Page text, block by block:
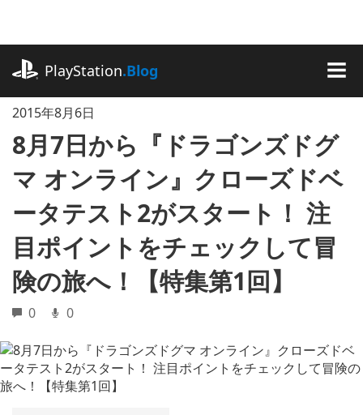
に
キ
ッ
プ
PlayStation.Blog
2015年8月6日
8月7日から『ドラゴンズドグ
マ オンライン』クローズドベ
ータテスト2がスタート！ 注
目ポイントをチェックして冒
険の旅へ！【特集第1回】
0 0